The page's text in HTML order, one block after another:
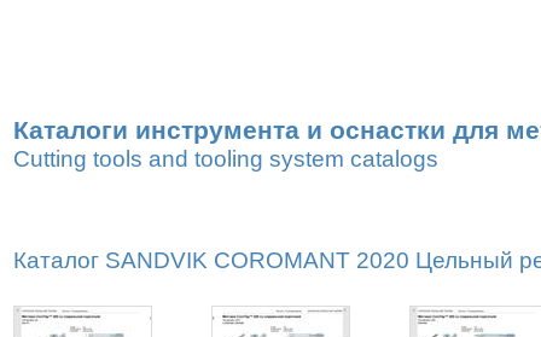
Каталоги инструмента и оснастки для
Cutting tools and tooling system catalogs
Каталог SANDVIK COROMANT 2020 Цельный